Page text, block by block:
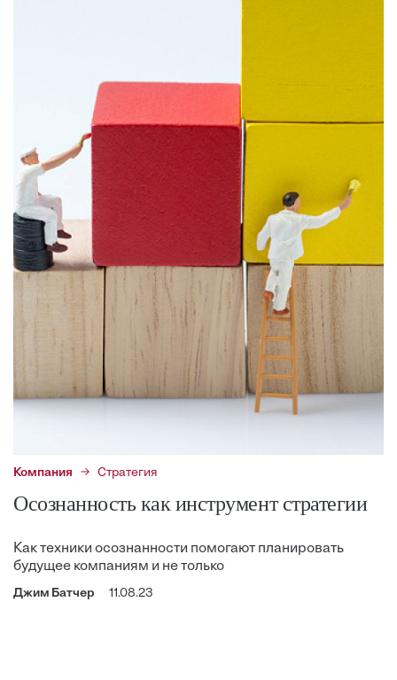
Компания Стратегия
Осознанность как инструмент стратегии
Как техники осознанности помогают планировать
будущее компаниям и не только
Джим Батчер 11.08.23